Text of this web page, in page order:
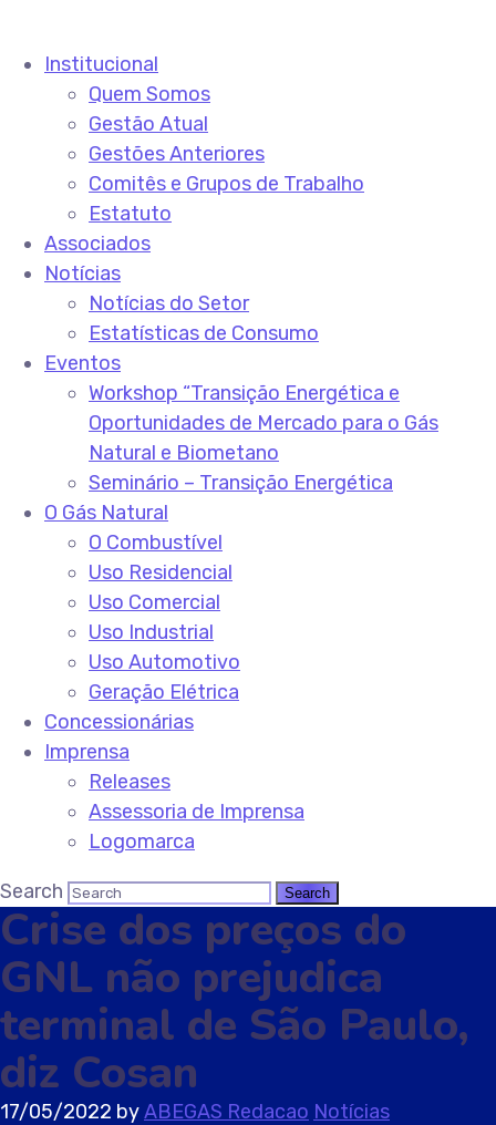
Institucional
Quem Somos
Gestão Atual
Gestões Anteriores
Comitês e Grupos de Trabalho
Estatuto
Associados
Notícias
Notícias do Setor
Estatísticas de Consumo
Eventos
Workshop “Transição Energética e
Oportunidades de Mercado para o Gás
Natural e Biometano
Seminário – Transição Energética
O Gás Natural
O Combustível
Uso Residencial
Uso Comercial
Uso Industrial
Uso Automotivo
Geração Elétrica
Concessionárias
Imprensa
Releases
Assessoria de Imprensa
Logomarca
Search
Crise dos preços do
GNL não prejudica
terminal de São Paulo,
diz Cosan
17/05/2022 byABEGAS Redacao Notícias